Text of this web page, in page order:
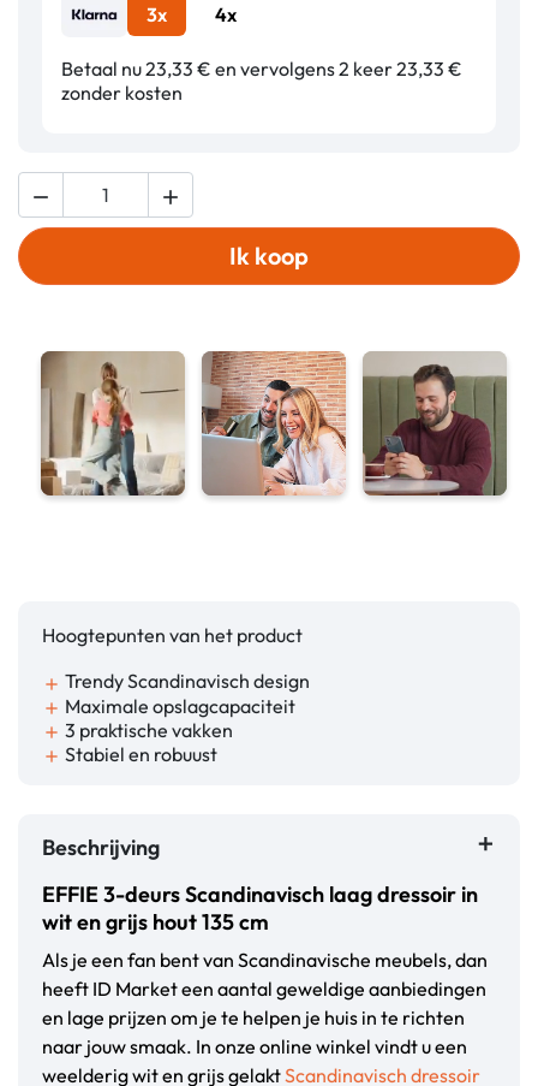
3x 4x
Betaal nu 23,33 € en vervolgens 2 keer 23,33 €
zonder kosten
 
Ik koop
Hoogtepunten van het product
add Trendy Scandinavisch design
add Maximale opslagcapaciteit
add 3 praktische vakken
add Stabiel en robuust
Beschrijving
EFFIE 3-deurs Scandinavisch laag dressoir in
wit en grijs hout 135 cm
Als je een fan bent van Scandinavische meubels, dan
heeft ID Market een aantal geweldige aanbiedingen
en lage prijzen om je te helpen je huis in te richten
naar jouw smaak. In onze online winkel vindt u een
weelderig wit en grijs gelaktScandinavisch dressoir